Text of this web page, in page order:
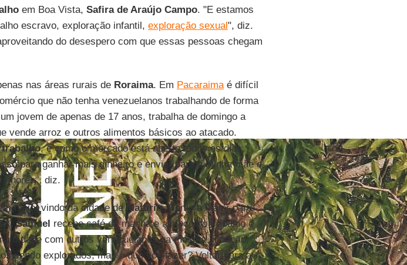
em Boa Vista, Safira de Araújo Campo. "E estamos
escravo, exploração infantil, exploração sexual", diz.
do desespero com que essas pessoas chegam
nas áreas rurais de Roraima. Em Pacaraimaé difícil
que não tenha venezuelanos trabalhando de forma
jovem de apenas de 17 anos, trabalha de domingo a
vende arroz e outros alimentos básicos ao atacado.
trabalho, e como o mercado está aberto todos os dias,
para ganhar mais dinheiro e enviar para a minha mãe e
diz.
maio, vindo da cidade deMaturin. Como a maior parte
Samuel recebe café da manhã e almoço no trabalho e
cidade com outros venezuelanos na mesma situação.
sendo explorados, mas o que vou fazer? Voltar para a